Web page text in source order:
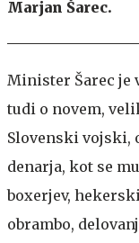
Marjan Šarec.
Minister Šarec je
tudi o novem,
Slovenski vojski,
denarja, kot se
boxerjev,
obrambo,